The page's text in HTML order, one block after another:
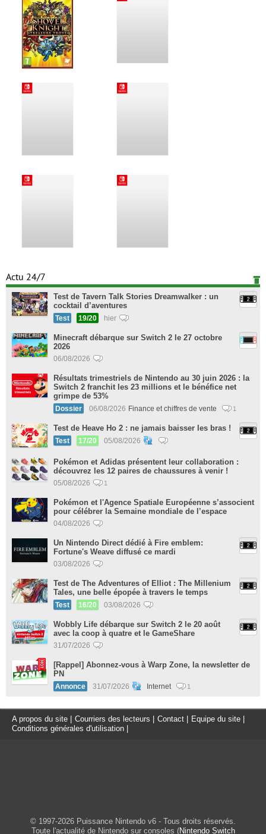
Actu 24/7
Test de Tavern Talk Stories Dreamwalker : un
cocktail d’aventures
Test 19/20 hier
Minecraft débarque sur Switch 2 le 27 octobre
2026
06/08/2026
Résultats trimestriels de Nintendo au 30 juin 2026 : la
Switch 2 franchit les 23 millions et le bénéfice net
grimpe de 53%
Dossier 06/08/2026 Finance et chiffres de vente 1
Test de Heave Ho 2 : ne jamais baisser les bras !
Test 17/20 05/08/2026
Pokémon et Adidas présentent leur collaboration :
découvrez les 12 paires de chaussures à venir !
05/08/2026 1
Pokémon et l'Agence Spatiale Européenne s’associent
pour célébrer la Semaine mondiale de l’espace
04/08/2026
Un Nintendo Direct dédié à Fire emblem:
Fortune's Weave diffusé ce mardi
03/08/2026
Test de The Adventures of Elliot : The Millenium
Tales, une belle épopée à travers le temps
Test 16/20 03/08/2026
Wobbly Life débarque sur Switch 2 le 20 août
avec la coop à quatre et le GameShare
31/07/2026
[Rappel] Abonnez-vous à Warp Zone, la newsletter de
PN
Annonce 31/07/2026 Internet 1
A propos du site Courriers des lecteurs Contact Equipe du site
Conditions générales d'utilisation
© 1997-2026 Puissance Nintendo v6 - Tous droits réservés.
Toute l'actualité de Nintendo sur consoles (Nintendo Switch